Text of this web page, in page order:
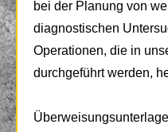
bei der Planung von
diagnostischen
Operationen, die in
durchgeführt werden,